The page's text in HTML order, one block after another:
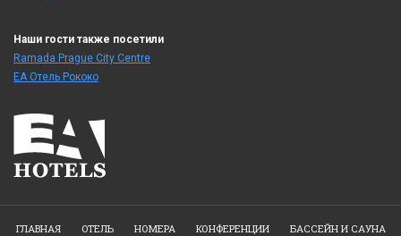
Наши гости также посетили
Ramada Prague City Centre
ЕА Отель Рококо
ГЛАВНАЯ OТЕЛЬ НОМЕРА КОНФЕРЕНЦИИ
БАССЕЙН И САУНА